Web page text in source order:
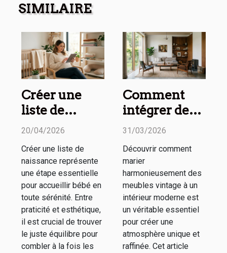
SIMILAIRE
Créer une
liste de
naissance
esthétique :
nos conseils
20/04/2026
Créer une liste de
naissance représente
une étape essentielle
pour accueillir bébé en
toute sérénité. Entre
praticité et esthétique,
il est crucial de trouver
le juste équilibre pour
combler à la fois les
Comment
intégrer des
meubles
un espace
moderne ?
31/03/2026
Découvrir comment
marier
harmonieusement des
meubles vintage à un
intérieur moderne est
un véritable essentiel
pour créer une
atmosphère unique et
raffinée. Cet article